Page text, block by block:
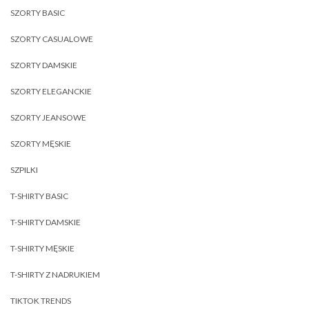
SZORTY BASIC
SZORTY CASUALOWE
SZORTY DAMSKIE
SZORTY ELEGANCKIE
SZORTY JEANSOWE
SZORTY MĘSKIE
SZPILKI
T-SHIRTY BASIC
T-SHIRTY DAMSKIE
T-SHIRTY MĘSKIE
T-SHIRTY Z NADRUKIEM
TIKTOK TRENDS